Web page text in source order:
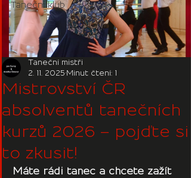
Taneční klub
Mistrovství ČR
absolventů tanečních
kurzů 2026 – pojďte si
to zkusit!
Taneční mistři
2. 11. 2025 Minut čtení: 1
Máte rádi tanec a chcete zažít